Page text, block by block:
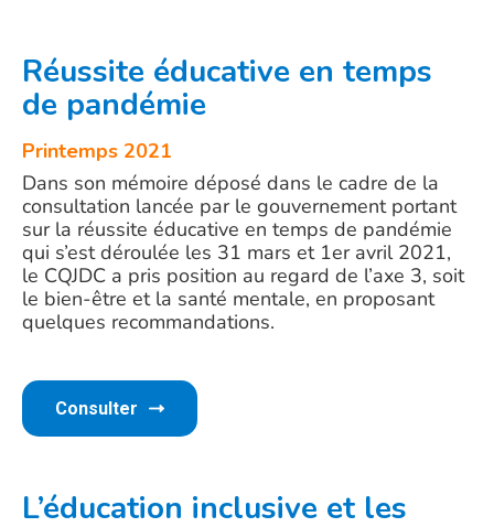
Réussite éducative en temps
de pandémie
Printemps 2021
Dans son mémoire déposé dans le cadre de la
consultation lancée par le gouvernement portant
sur la réussite éducative en temps de pandémie
qui s’est déroulée les 31 mars et 1er avril 2021,
le CQJDC a pris position au regard de l’axe 3, soit
le bien-être et la santé mentale, en proposant
quelques recommandations.
Consulter
L’éducation inclusive et les